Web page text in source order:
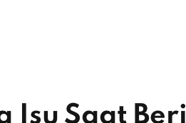
Isu Saat Beri